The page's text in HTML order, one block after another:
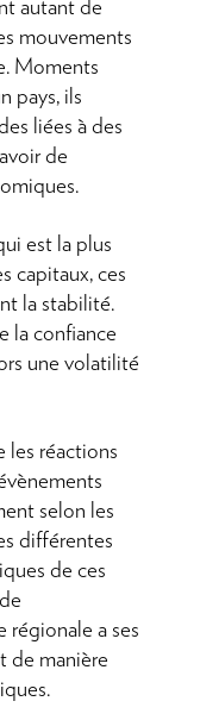
autant de
mouvements
Moments
pays, ils
liées à des
de
est la plus
capitaux, ces
la stabilité.
la confiance
une volatilité
les réactions
selon les
différentes
de ces
régionale a ses
de manière